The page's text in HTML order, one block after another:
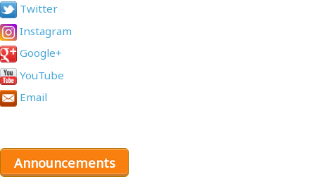
Twitter
Instagram
Google+
YouTube
Email
Announcements